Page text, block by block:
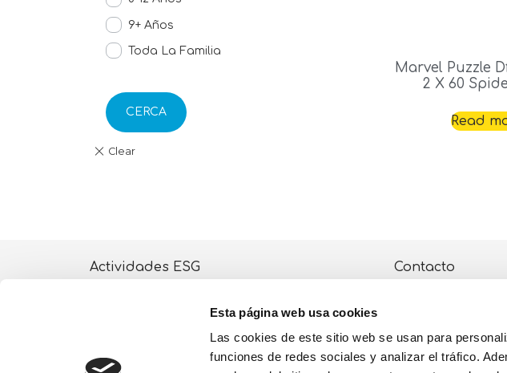
Esta página web usa cookies
Las cookies de este sitio web se usan para
funciones de redes sociales y analizar el tráfico.
9+ Años
Toda La Familia
CERCA
Marvel Puzzle
2 X 60
Read
Actividades ESG Contacto
Política de